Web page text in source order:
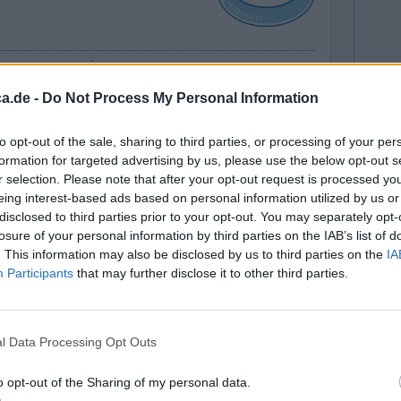
- Do Not Process My Personal Information
opt-out of the sale, sharing to third parties, or processing of your
for targeted advertising by us, please use the below opt-out
selection. Please note that after your opt-out request is processed
interest-based ads based on personal information utilized by us
to third parties prior to your opt-out. You may separately
of your personal information by third parties on the IAB’s list of
This information may also be disclosed by us to third parties on the
Participants that may further disclose it to other third parties.
Data Processing Opt Outs
opt-out of the Sharing of my personal data.
Anzahl Nebenwirkungen
(März
Das Erscheinungsbild der Fußnägel hat
setzt ein extremer Haarausfall ein, danach
(wi... Lesen Sie mehr
0 Kommentare